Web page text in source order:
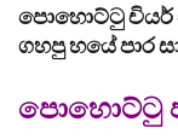
පොහොට්ටු චියර්
ගහපු හයේ පාර
පොහොට්ටු